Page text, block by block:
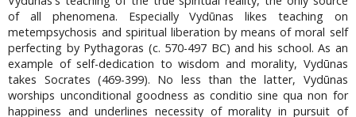
of all phenomena. Especially Vydūnas likes teaching on
metempsychosis and spiritual liberation by means of moral self
perfecting by Pythagoras (c. 570-497 BC) and his school. As an
example of self-dedication to wisdom and morality, Vydūnas
takes Socrates (469-399). No less than the latter, Vydūnas
worships unconditional goodness as conditio sine qua non for
happiness and underlines necessity of morality in pursuit of